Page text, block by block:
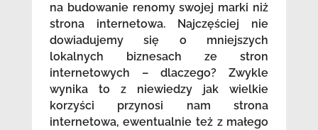
na budowanie renomy swojej marki niż
strona internetowa. Najczęściej nie
dowiadujemy się o mniejszych
lokalnych biznesach ze stron
internetowych – dlaczego? Zwykle
wynika to z niewiedzy jak wielkie
korzyści przynosi nam strona
internetowa, ewentualnie też z małego